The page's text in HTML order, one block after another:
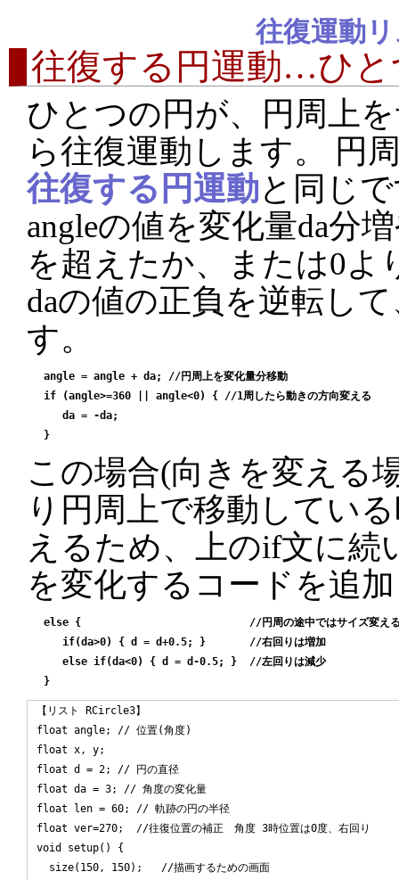
往復運動
往復する円運動…ひと
ひとつの円が、円周上
ら往復運動します。 円
往復する円運動と同じ
angleの値を変化量da分
を超えたか、または0よ
daの値の正負を逆転し
す。
angle = angle + da; //円周上を変化量分移動
if (angle>=360 || angle<0) { //1周したら動きの方向変える
    da = -da;
この場合(向きを変える
り円周上で移動してい
えるため、上のif文に続
を変化するコードを追
else {                           //円周の途中ではサイズ変え
    if(da>0) { d = d+0.5; }       //右回りは増加
    else if(da<0) { d = d-0.5; }  //左回りは減少
【リスト RCircle3】
float angle; // 位置(角度)
float x, y;
float d = 2; // 円の直径
float da = 3; // 角度の変化量
float len = 60; // 軌跡の円の半径
float ver=270;  //往復位置の補正　角度 3時位置は0度、右回り
void setup() {
  size(150, 150);   //描画するための画面